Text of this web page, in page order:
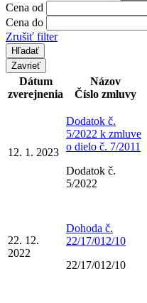
Cena od
Cena do
Zrušiť filter
Zavrieť
Dátum
zverejnenia
Názov
Číslo zmluvy
12. 1. 2023
Dodatok č.
5/2022 k zmluve
o dielo č. 7/2011
Dodatok č.
5/2022
22. 12.
2022
Dohoda č.
22/17/012/10
22/17/012/10